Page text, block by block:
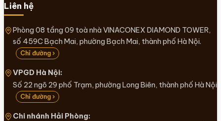
Liên hệ
Phòng 08 tầng 09 toà nhà VINACONEX DIAMOND TOWER,
số 459C Bạch Mai, phường Bạch Mai, thành phố Hà Nội.
Chỉ đường ›
VPGD Hà Nội:
Số 22 ngõ 29 phố Trạm, phường Long Biên, thành phố Hà Nội
Chỉ đường ›
Chi nhánh Hải Phòng: